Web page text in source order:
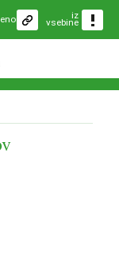
iz
vsebine